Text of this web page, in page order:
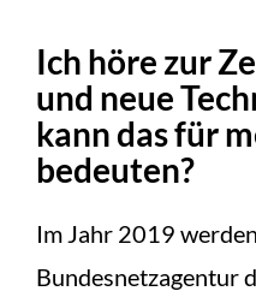
Ich höre zur
und neue
kann das für
bedeuten?
Im Jahr 2019
Bundesnetzagentur